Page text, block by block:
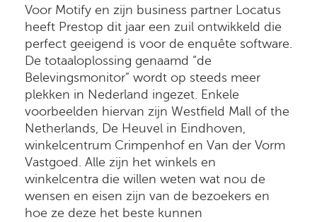
Voor Motify en zijn business partner Locatus
heeft Prestop dit jaar een zuil ontwikkeld die
perfect geeigend is voor de enquête software.
De totaaloplossing genaamd “de
Belevingsmonitor” wordt op steeds meer
plekken in Nederland ingezet. Enkele
voorbeelden hiervan zijn Westfield Mall of the
Netherlands, De Heuvel in Eindhoven,
winkelcentrum Crimpenhof en Van der Vorm
Vastgoed. Alle zijn het winkels en
winkelcentra die willen weten wat nou de
wensen en eisen zijn van de bezoekers en
hoe ze deze het beste kunnen